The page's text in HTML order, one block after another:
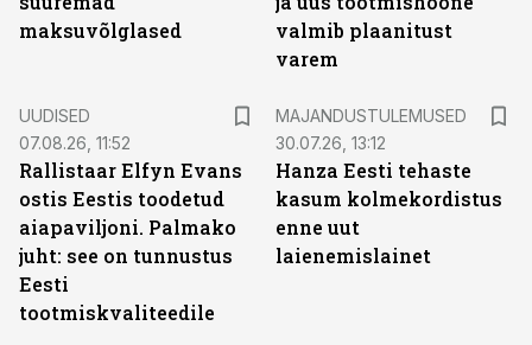
maksuvõlglased
valmib plaanitust
varem
UUDISED
07.08.26, 11:52
Rallistaar Elfyn Evans
ostis Eestis toodetud
aiapaviljoni. Palmako
juht: see on tunnustus
Eesti
tootmiskvaliteedile
MAJANDUSTULEMUSED
30.07.26, 13:12
Hanza Eesti tehaste
kasum kolmekordistus
enne uut
laienemislainet